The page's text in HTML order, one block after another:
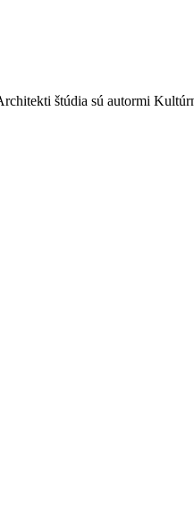
štúdia sú autormi